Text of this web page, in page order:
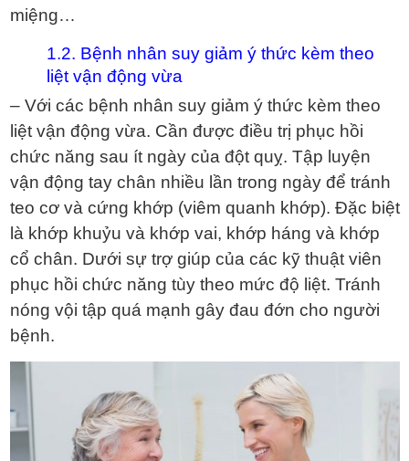
miệng…
1.2. Bệnh nhân suy giảm ý thức kèm theo
liệt vận động vừa
– Với các bệnh nhân suy giảm ý thức kèm theo
liệt vận động vừa. Cần được điều trị phục hồi
chức năng sau ít ngày của đột quỵ. Tập luyện
vận động tay chân nhiều lần trong ngày để tránh
teo cơ và cứng khớp (viêm quanh khớp). Đặc biệt
là khớp khuỷu và khớp vai, khớp háng và khớp
cổ chân. Dưới sự trợ giúp của các kỹ thuật viên
phục hồi chức năng tùy theo mức độ liệt. Tránh
nóng vội tập quá mạnh gây đau đớn cho người
bệnh.